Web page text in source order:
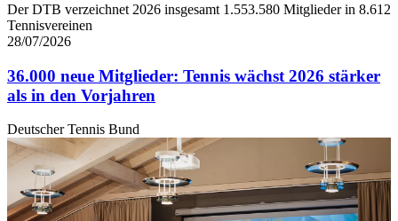
Der DTB verzeichnet 2026 insgesamt 1.553.580 Mitglieder in 8.612
Tennisvereinen
28/07/2026
36.000 neue Mitglieder: Tennis wächst 2026 stärker
als in den Vorjahren
Deutscher Tennis Bund